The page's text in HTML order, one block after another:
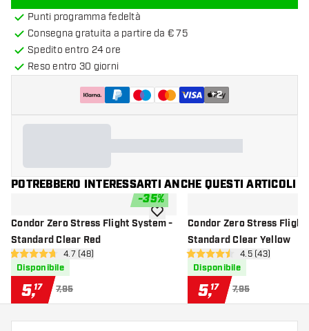
Punti programma fedeltà
Consegna gratuita a partire da € 75
Spedito entro 24 ore
Reso entro 30 giorni
+2
POTREBBERO INTERESSARTI ANCHE QUESTI ARTICOLI
-35%
Condor Zero Stress Flight System -
Standard Clear Red
apri pannello recensioni
4.7 stelle di valutazione
4.7 (48)
Disponibile
5,17 7,95
aggiungi alla lista dei desideri
Condor Zero Stress Flight
Standard Clear Yellow
apri pannello
4.5 stelle di valutazione
4.5 (43)
Disponibile
5,17 7,95